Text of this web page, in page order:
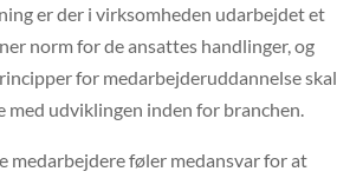
er der i virksomheden udarbejdet et
norm for de ansattes handlinger, og
for medarbejderuddannelse skal
udviklingen inden for branchen.
medarbejdere føler medansvar for at